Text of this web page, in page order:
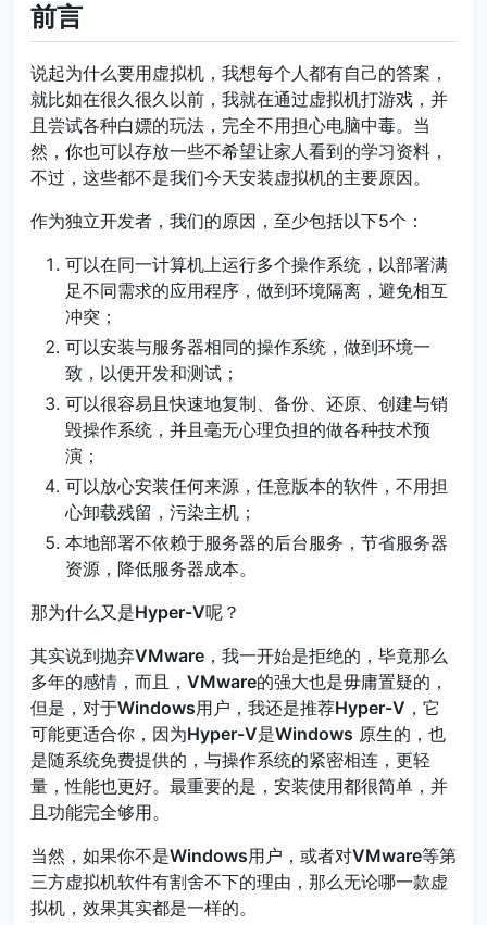
前言
说起为什么要用虚拟机，我想每个人都有自己的答案，
就比如在很久很久以前，我就在通过虚拟机打游戏，并
且尝试各种白嫖的玩法，完全不用担心电脑中毒。当
然，你也可以存放一些不希望让家人看到的学习资料，
不过，这些都不是我们今天安装虚拟机的主要原因。
作为独立开发者，我们的原因，至少包括以下5个：
可以在同一计算机上运行多个操作系统，以部署满
足不同需求的应用程序，做到环境隔离，避免相互
冲突；
可以安装与服务器相同的操作系统，做到环境一
致，以便开发和测试；
可以很容易且快速地复制、备份、还原、创建与销
毁操作系统，并且毫无心理负担的做各种技术预
演；
可以放心安装任何来源，任意版本的软件，不用担
心卸载残留，污染主机；
本地部署不依赖于服务器的后台服务，节省服务器
资源，降低服务器成本。
那为什么又是Hyper-V呢？
其实说到抛弃VMware ，我一开始是拒绝的，毕竟那么
多年的感情，而且， VMware的强大也是毋庸置疑的，
但是，对于Windows用户，我还是推荐Hyper-V ，它
可能更适合你，因为Hyper-V是Windows 原生的，也
是随系统免费提供的，与操作系统的紧密相连，更轻
量，性能也更好。最重要的是，安装使用都很简单，并
且功能完全够用。
当然，如果你不是Windows用户，或者对VMware等第
三方虚拟机软件有割舍不下的理由，那么无论哪一款虚
拟机，效果其实都是一样的。